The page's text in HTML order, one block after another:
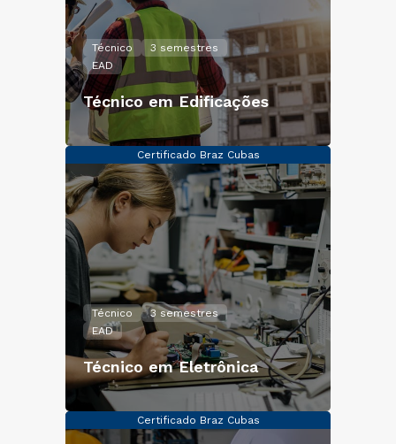
Técnico
3 semestres
EAD
Técnico em Edificações
Certificado Braz Cubas
Técnico
3 semestres
EAD
Técnico em Eletrônica
Certificado Braz Cubas